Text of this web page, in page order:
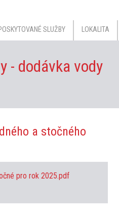
SLUŽBY LOKALITA
- dodávka vody
a stočného
pro rok 2025.pdf